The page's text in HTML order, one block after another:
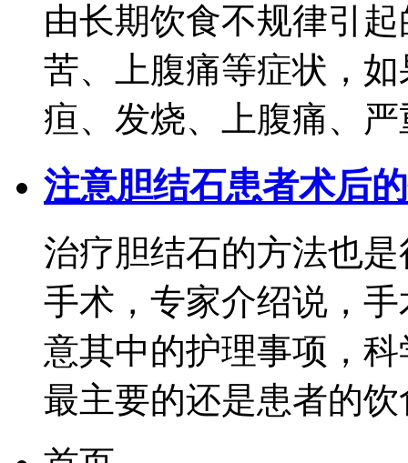
由长期饮食不规律引
苦、上腹痛等症状，
疸、发烧、上腹痛、
注意胆结石患者术后
治疗胆结石的方法也
手术，专家介绍说，
意其中的护理事项，
最主要的还是患者的饮